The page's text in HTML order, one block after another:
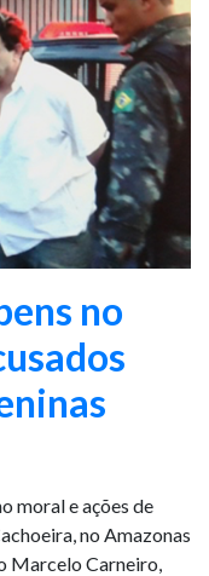
no
moral e ações de
no Amazonas
Marcelo Carneiro,